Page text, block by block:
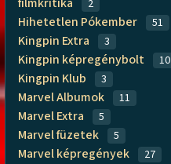
2
Hihetetlen Pókember 51
Kingpin Extra 3
Kingpin képregénybolt 10
Kingpin Klub 3
Marvel Albumok 11
Marvel Extra 5
Marvel füzetek 5
Marvel képregények 27